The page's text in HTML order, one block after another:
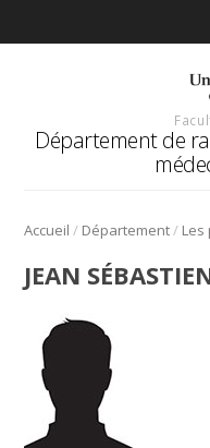
Département de
Accueil / Département/
JEAN